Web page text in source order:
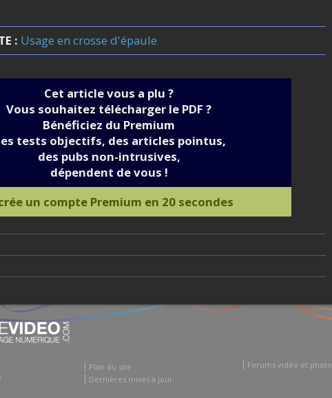
: Usage en crosse d'épaule
Cet article vous a plu ?
Vous souhaitez télécharger le PDF ?
Bénéficiez du Premium
tests objectifs, des articles pointus,
des pubs non-intrusives,
dépendent de vous !
un compte Premium en 20 secondes
Plan du site
Dernières mises à jour
Forums vidéo et photo